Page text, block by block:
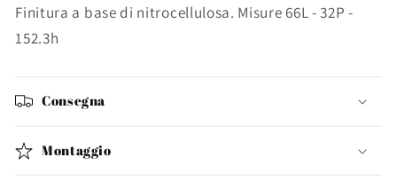
Finitura a base di nitrocellulosa. Misure 66L - 32P -
152.3h
Consegna
Montaggio